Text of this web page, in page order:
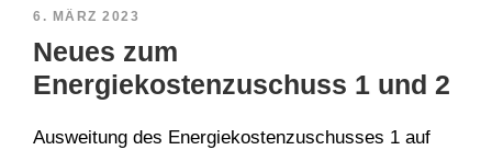
6. MÄRZ 2023
Neues zum
Energiekostenzuschuss 1 und 2
Ausweitung des Energiekostenzuschusses 1 auf